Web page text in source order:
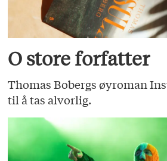
O store forfatter
Thomas Bobergs øyroman
til å tas alvorlig.